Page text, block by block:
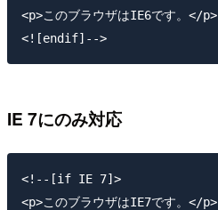
<p>このブラウザはIE6です。</p>
IE 7にのみ対応
<!--[if IE 7]>
<p>このブラウザはIE7です。</p>